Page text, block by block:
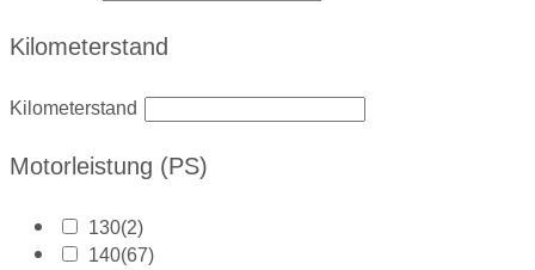
Kilometerstand
Kilometerstand
Motorleistung (PS)
130(2)
140(67)